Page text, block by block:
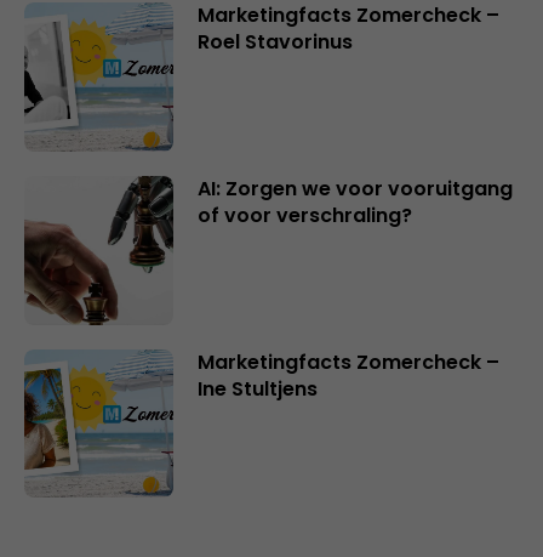
Marketingfacts Zomercheck –
Roel Stavorinus
AI: Zorgen we voor vooruitgang
of voor verschraling?
Marketingfacts Zomercheck –
Ine Stultjens